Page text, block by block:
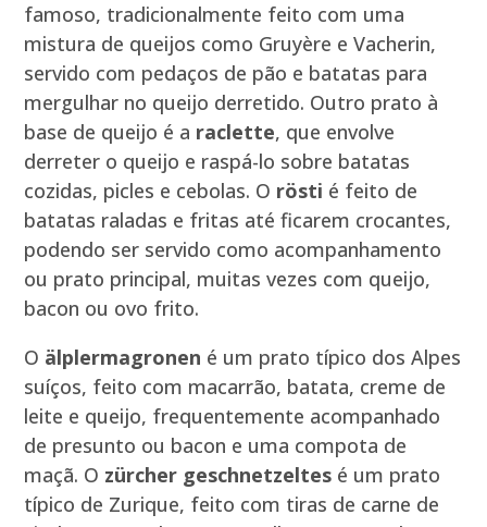
famoso, tradicionalmente feito com uma
mistura de queijos como Gruyère e Vacherin,
servido com pedaços de pão e batatas para
mergulhar no queijo derretido. Outro prato à
base de queijo é a raclette, que envolve
derreter o queijo e raspá-lo sobre batatas
cozidas, picles e cebolas. O rösti é feito de
batatas raladas e fritas até ficarem crocantes,
podendo ser servido como acompanhamento
ou prato principal, muitas vezes com queijo,
bacon ou ovo frito.
O älplermagronen é um prato típico dos Alpes
suíços, feito com macarrão, batata, creme de
leite e queijo, frequentemente acompanhado
de presunto ou bacon e uma compota de
maçã. O zürcher geschnetzeltes é um prato
típico de Zurique, feito com tiras de carne de